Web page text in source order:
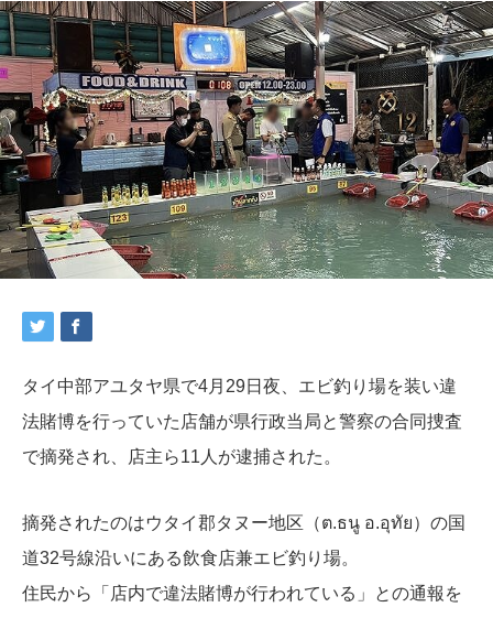
タイ中部アユタヤ県で4月29日夜、エビ釣り場を装い違
法賭博を行っていた店舗が県行政当局と警察の合同捜査
で摘発され、店主ら11人が逮捕された。
摘発されたのはウタイ郡タヌー地区（ต.ธนู อ.อุทัย）の国
道32号線沿いにある飲食店兼エビ釣り場。
住民から「店内で違法賭博が行われている」との通報を